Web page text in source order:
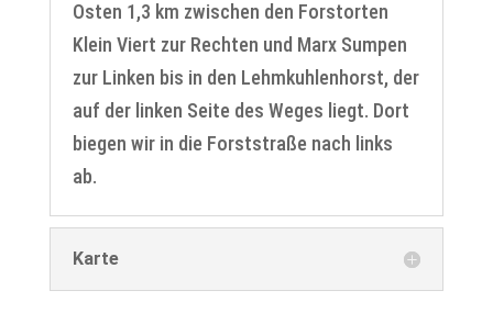
Osten 1,3 km zwischen den Forstorten
Klein Viert zur Rechten und Marx Sumpen
zur Linken bis in den Lehmkuhlenhorst, der
auf der linken Seite des Weges liegt. Dort
biegen wir in die Forststraße nach links
ab.
Karte